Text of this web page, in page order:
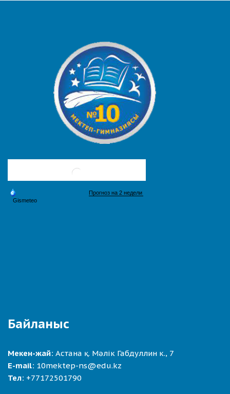
Байланыс
Мекен-жай: Астана қ. Мәлік Габдуллин к., 7
E-mail: 10mektep-ns@edu.kz
Тел: +77172501790